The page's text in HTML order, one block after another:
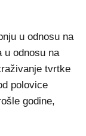
u odnosu na
u odnosu na
tvrtke
polovice
godine,